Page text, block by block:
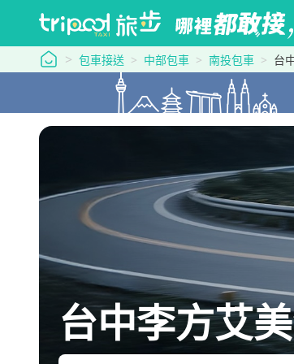
tripool 旅步
包車接送 中部包車 南投包車 台
台中李方艾